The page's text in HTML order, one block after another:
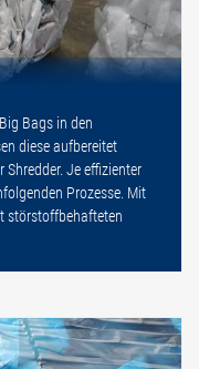
Bags in den
diese aufbereitet
Je effizienter
Prozesse. Mit
störstoffbehafteten